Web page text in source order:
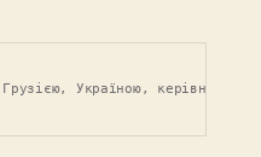
Україною, керівником